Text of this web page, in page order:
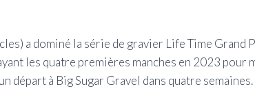
a dominé la série de gravier Life Time Grand
les quatre premières manches en 2023 pour
départ à Big Sugar Gravel dans quatre